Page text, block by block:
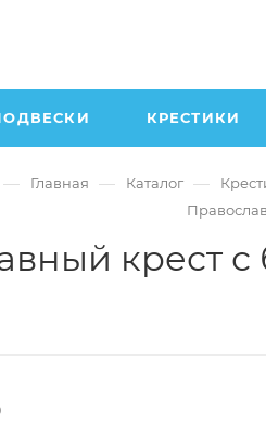
КРЕСТИКИ
— Главная — Каталог —
крест